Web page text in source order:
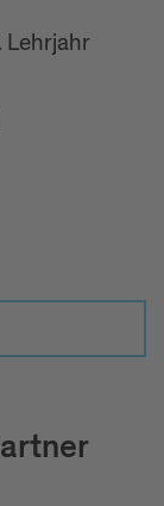
Lehrjahr